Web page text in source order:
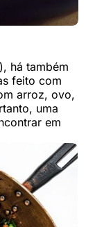
há também
feito com
arroz, ovo,
uma
em